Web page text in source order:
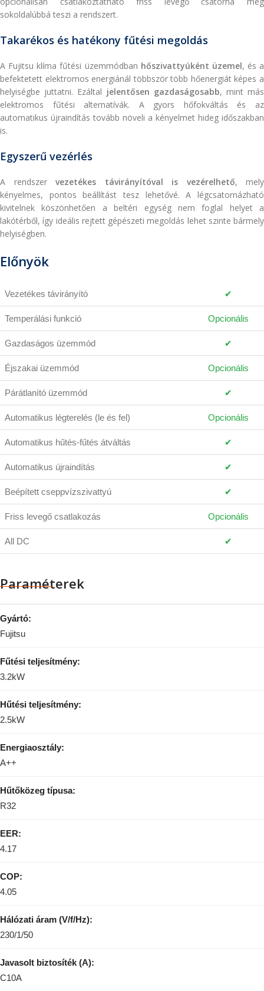
sokoldalúbbá teszi a rendszert.
Takarékos és hatékony fűtési megoldás
A Fujitsu klíma fűtési üzemmódban hőszivattyúként üzemel, és a
befektetett elektromos energiánál többször több hőenergiát képes a
helyiségbe juttatni. Ezáltal jelentősen gazdaságosabb, mint más
elektromos fűtési alternatívák. A gyors hőfokváltás és az
automatikus újraindítás tovább növeli a kényelmet hideg időszakban
is.
Egyszerű vezérlés
A rendszer vezetékes távirányítóval is vezérelhető, mely
kényelmes, pontos beállítást tesz lehetővé. A légcsatornázható
kivitelnek köszönhetően a beltéri egység nem foglal helyet a
lakótérből, így ideális rejtett gépészeti megoldás lehet szinte bármely
helyiségben.
Előnyök
Vezetékes távirányító ✔
Temperálási funkció Opcionális
Gazdaságos üzemmód ✔
Éjszakai üzemmód Opcionális
Párátlanító üzemmód ✔
Automatikus légterelés (le és fel) Opcionális
Automatikus hűtés-fűtés átváltás ✔
Automatikus újraindítás ✔
Beépített cseppvízszivattyú ✔
Friss levegő csatlakozás Opcionális
All DC ✔
Paraméterek
Gyártó:
Fujitsu
Fűtési teljesítmény:
3.2kW
Hűtési teljesítmény:
2.5kW
Energiaosztály:
A++
Hűtőközeg típusa:
R32
EER:
4.17
COP:
4.05
Hálózati áram (V/f/Hz):
230/1/50
Javasolt biztosíték (A):
C10A